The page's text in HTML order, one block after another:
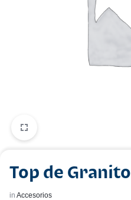
Top de Granito
in Accesorios